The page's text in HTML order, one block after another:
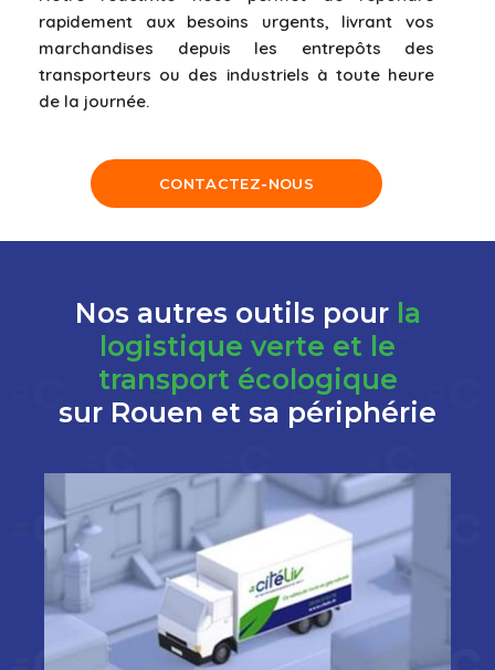
rapidement aux besoins urgents, livrant vos
marchandises depuis les entrepôts des
transporteurs ou des industriels à toute heure
de la journée.
CONTACTEZ-NOUS
Nos autres outils pour la
logistique verte et le
transport écologique
sur Rouen et sa périphérie